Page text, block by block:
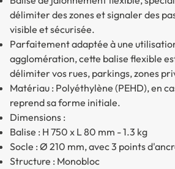
délimiter des zones et signaler des
visible et sécurisée.
Parfaitement adaptée à une
agglomération, cette balise flexible
délimiter vos rues, parkings, zones
Matériau : Polyéthylène (PEHD), en
reprend sa forme initiale.
Dimensions :
Balise : H 750 x L 80 mm - 1.3 kg
Socle : Ø 210 mm, avec 3 points
Structure : Monobloc